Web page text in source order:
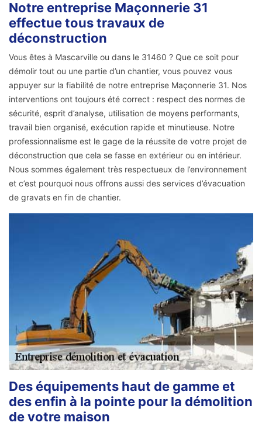
Notre entreprise Maçonnerie 31
effectue tous travaux de
déconstruction
Vous êtes à Mascarville ou dans le 31460 ? Que ce soit pour
démolir tout ou une partie d’un chantier, vous pouvez vous
appuyer sur la fiabilité de notre entreprise Maçonnerie 31. Nos
interventions ont toujours été correct : respect des normes de
sécurité, esprit d’analyse, utilisation de moyens performants,
travail bien organisé, exécution rapide et minutieuse. Notre
professionnalisme est le gage de la réussite de votre projet de
déconstruction que cela se fasse en extérieur ou en intérieur.
Nous sommes également très respectueux de l’environnement
et c’est pourquoi nous offrons aussi des services d’évacuation
de gravats en fin de chantier.
Des équipements haut de gamme et
des enfin à la pointe pour la démolition
de votre maison